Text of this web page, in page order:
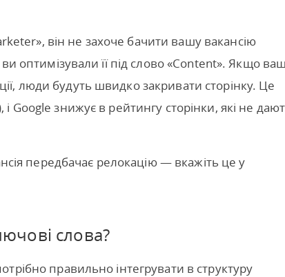
він не захоче бачити вашу вакансію
оптимізували її під слово «Content». Якщо
люди будуть швидко закривати сторінку. Це
Google знижує в рейтингу сторінки, які не
передбачає релокацію — вкажіть це у
слова?
правильно інтегрувати в структуру